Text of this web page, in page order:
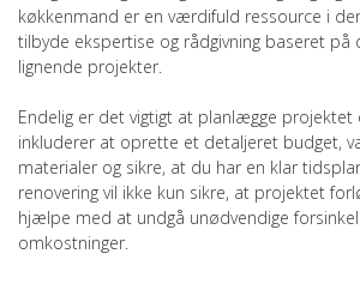
køkkenmand er en værdifuld ressource i
tilbyde ekspertise og rådgivning baseret på
lignende projekter.
Endelig er det vigtigt at planlægge projektet
inkluderer at oprette et detaljeret budget,
materialer og sikre, at du har en klar
renovering vil ikke kun sikre, at projektet
hjælpe med at undgå unødvendige
omkostninger.